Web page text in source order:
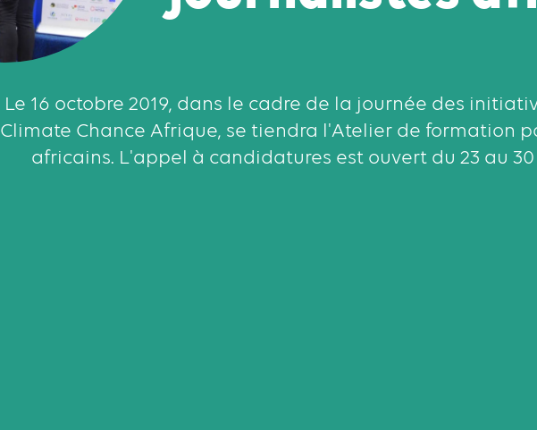
Le 16 octobre 2019, dans le cadre de la journée des
Climate Chance Afrique, se tiendra l'Atelier de formation
africains. L'appel à candidatures est ouvert du 23 au